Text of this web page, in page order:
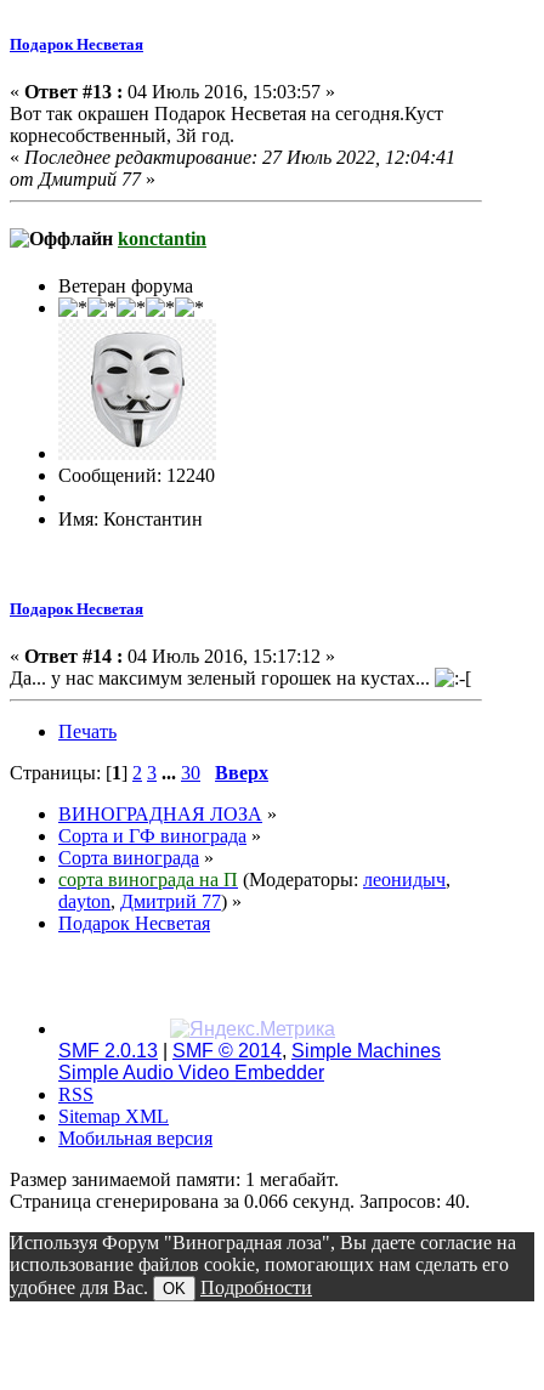
Подарок Несветая
« Ответ #13 : 04 Июль 2016, 15:03:57 »
Вот так окрашен Подарок Несветая на сегодня.Куст
корнесобственный, 3й год.
« Последнее редактирование: 27 Июль 2022, 12:04:41
от Дмитрий 77»
konctantin
Ветеран форума
Сообщений: 12240
Имя: Константин
Подарок Несветая
« Ответ #14 : 04 Июль 2016, 15:17:12 »
Да... у нас максимум зеленый горошек на кустах...
Печать
Страницы: [1] 2 3 ... 30
Вверх
ВИНОГРАДНАЯ ЛОЗА »
Сорта и ГФ винограда »
Сорта винограда »
сорта винограда на П (Модераторы: леонидыч,
dayton, Дмитрий 77) »
Подарок Несветая
SMF 2.0.13 SMF © 2014, Simple Machines
Simple Audio Video Embedder
RSS
Sitemap XML
Мобильная версия
Размер занимаемой памяти: 1 мегабайт.
Страница сгенерирована за 0.066 секунд. Запросов: 40.
Используя Форум "Виноградная лоза", Вы даете согласие на
использование файлов cookie, помогающих нам сделать его
удобнее для Вас.
OK Подробности